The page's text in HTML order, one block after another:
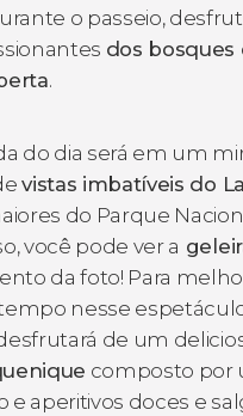
o passeio,
dos bosques
.
do dia será em um
vistas imbatíveis do
do Parque
você pode ver a
da foto! Para
nesse
de um
composto por
e aperitivos doces e